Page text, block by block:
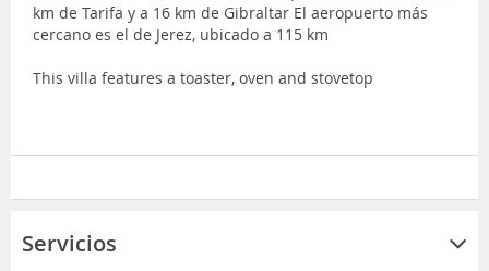
km de Tarifa y a 16 km de Gibraltar El aeropuerto más
cercano es el de Jerez, ubicado a 115 km
This villa features a toaster, oven and stovetop
Servicios